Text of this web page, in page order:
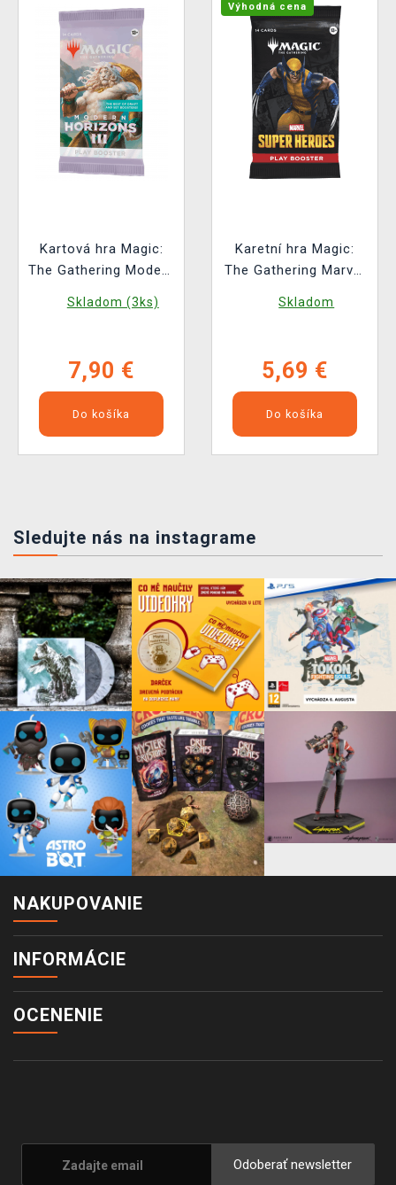
Kartová hra Magic:
The Gathering Modern
Booster (14 kariet)
Skladom (3ks)
7,90 €
Do košíka
Výhodná cena
Karetní hra Magic:
The Gathering Marvel
Booster (14 karet)
Skladom
5,69 €
Do košíka
Sledujte nás na instagrame
NAKUPOVANIE
INFORMÁCIE
OCENENIE
Odoberať newsletter